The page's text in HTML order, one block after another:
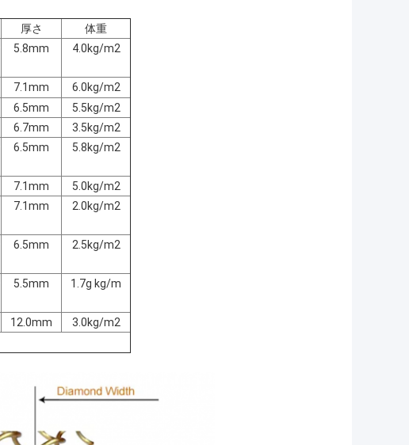
厚さ
体重
5.8mm 4.0kg/m2
7.1mm
6.0kg/m2
6.5mm
5.5kg/m2
6.7mm
3.5kg/m2
6.5mm 5.8kg/m2
7.1mm
5.0kg/m2
7.1mm 2.0kg/m2
6.5mm 2.5kg/m2
5.5mm 1.7g kg/m
12.0mm
3.0kg/m2